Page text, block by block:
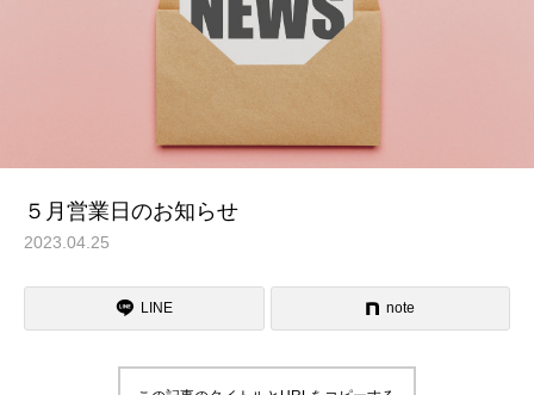
５月営業日のお知らせ
2023.04.25
LINE note